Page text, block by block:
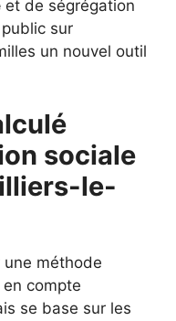
et de ségrégation
sur
un nouvel outil
sociale
le-
une méthode
compte
se base sur les